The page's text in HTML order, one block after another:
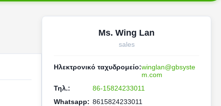
Ms. Wing Lan
sales
Ηλεκτρονικό ταχυδρομείο:winglan@gbsyste
m.com
Τηλ.:
86-15824233011
Whatsapp: 8615824233011